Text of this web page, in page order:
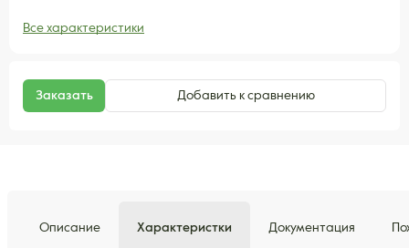
Все характеристики
Заказать Добавить к сравнению
Описание Характеристки Документация